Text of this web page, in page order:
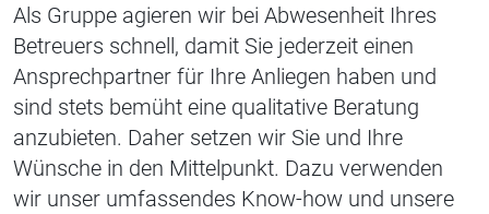
Als Gruppe agieren wir bei Abwesenheit Ihres
Betreuers schnell, damit Sie jederzeit einen
Ansprechpartner für Ihre Anliegen haben und
sind stets bemüht eine qualitative Beratung
anzubieten. Daher setzen wir Sie und Ihre
Wünsche in den Mittelpunkt. Dazu verwenden
wir unser umfassendes Know-how und unsere